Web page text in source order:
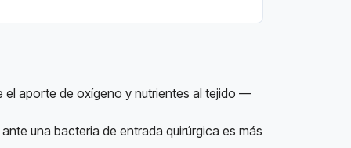
el aporte de oxígeno y nutrientes al tejido —
una bacteria de entrada quirúrgica es más